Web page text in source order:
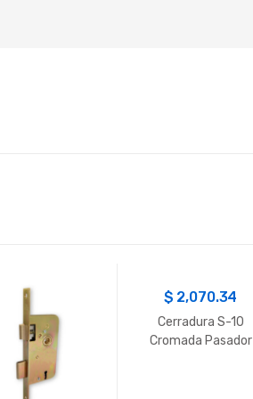
$ 2,070.34
Cerradura S-10
Cromada Pasador